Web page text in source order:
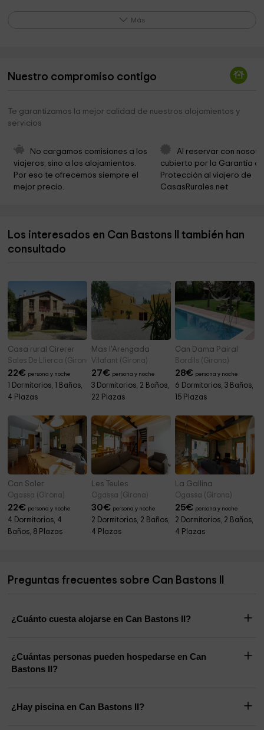
Iglesia de Sant Isidre i Sant Antoni
Parroquia Sant Félix 2,9 km
Ayuntamiento de Pau
Ayuntamiento de Vilajuïga
Iglesia de Santa Eulàlia
Ayuntamiento De Castelló Dempuries 4,5 km
Ayuntamiento De Peralada 4,8 km
Más
Nuestro compromiso contigo
Te garantizamos la mejor calidad de nuestros alojamientos y
servicios
No cargamos comisiones a los
viajeros, sino a los alojamientos.
Por eso te ofrecemos siempre el
mejor precio.
Al reservar con
cubierto por la Garantía
Protección al viajero de
CasasRurales.net
Los interesados en Can Bastons II también han
consultado
Casa rural Cirerer
Sales De Llierca (Girona)
22€ persona y noche
1 Dormitorios, 1 Baños,
4 Plazas
Mas l'Arengada
Vilafant (Girona)
27€ persona y noche
3 Dormitorios, 2 Baños,
22 Plazas
Can Dama Pairal
Bordils (Girona)
28€ persona y noche
6 Dormitorios, 3 Baños,
15 Plazas
Can Soler
Ogassa (Girona)
22€ persona y noche
4 Dormitorios, 4
Baños, 8 Plazas
Les Teules
Ogassa (Girona)
30€ persona y noche
2 Dormitorios, 2 Baños,
4 Plazas
La Gallina
Ogassa (Girona)
25€ persona y noche
2 Dormitorios, 2 Baños,
4 Plazas
Preguntas frecuentes sobre Can Bastons II
¿Cuánto cuesta alojarse en Can Bastons II?
¿Cuántas personas pueden hospedarse en Can
Bastons II?
¿Hay piscina en Can Bastons II?